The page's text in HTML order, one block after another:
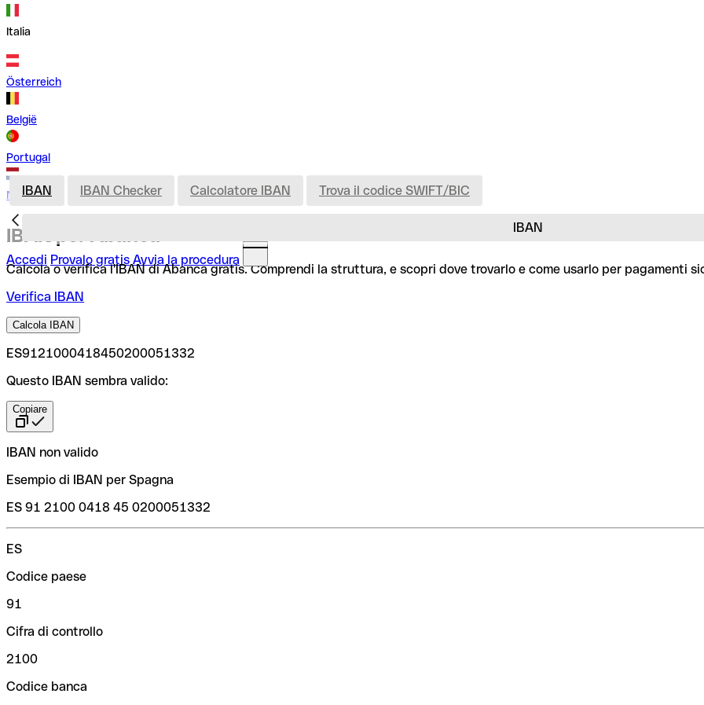
Italia
Österreich
België
Portugal
Nederland
Accedi Provalo gratis Avvia la procedura
IBAN
IBAN IBAN Checker Calcolatore IBAN Trova il codice SWIFT/BIC
IBAN per Abanca
Calcola o verifica l'IBAN di Abanca gratis. Comprendi la struttura, e scopri dove trovarlo e come usarlo per pagamenti
Verifica IBAN
Calcola IBAN
ES9121000418450200051332
Questo IBAN sembra valido:
Copiare
IBAN non valido
Esempio di IBAN per Spagna
ES 91 2100 0418 45 0200051332
ES
Codice paese
91
Cifra di controllo
2100
Codice banca